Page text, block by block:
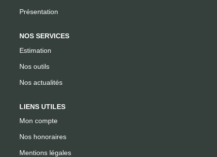
Présentation
NOS SERVICES
Estimation
Nos outils
Nos actualités
LIENS UTILES
Mon compte
Nos honoraires
Mentions légales